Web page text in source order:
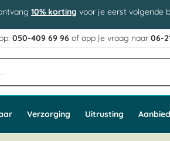
10% korting voor je eerst volgende
050-409 69 96 of app je vraag naar06-
Verzorging Uitrusting